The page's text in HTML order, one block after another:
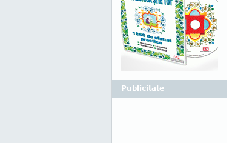
Publicitate